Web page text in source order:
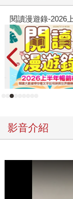
閱讀漫遊錄-2026
影音介紹